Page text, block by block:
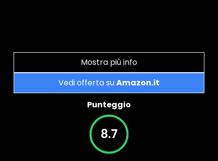
Mostra più info
Vedi offerta suAmazon.it
Punteggio
8.7